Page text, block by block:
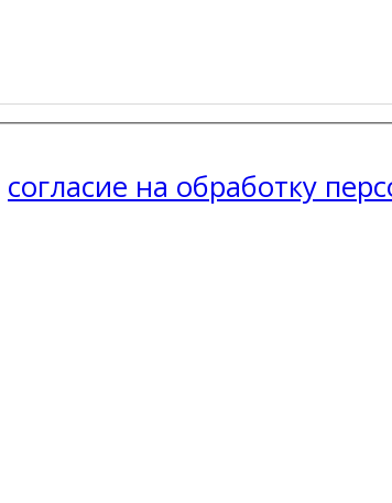
согласие на обработку